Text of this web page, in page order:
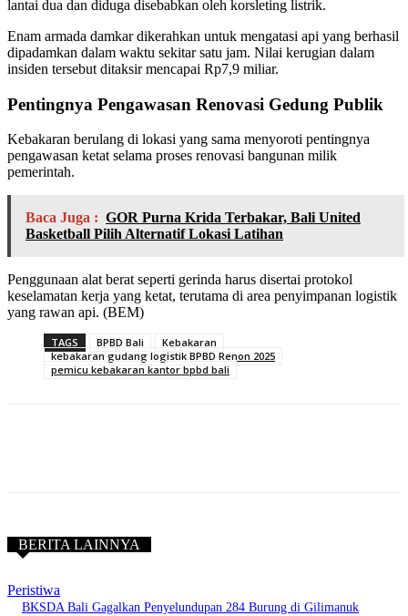
lantai dua dan diduga disebabkan oleh korsleting listrik.
Enam armada damkar dikerahkan untuk mengatasi api yang berhasil
dipadamkan dalam waktu sekitar satu jam. Nilai kerugian dalam
insiden tersebut ditaksir mencapai Rp7,9 miliar.
Pentingnya Pengawasan Renovasi Gedung Publik
Kebakaran berulang di lokasi yang sama menyoroti pentingnya
pengawasan ketat selama proses renovasi bangunan milik
pemerintah.
Baca Juga : GOR Purna Krida Terbakar, Bali United
Basketball Pilih Alternatif Lokasi Latihan
Penggunaan alat berat seperti gerinda harus disertai protokol
keselamatan kerja yang ketat, terutama di area penyimpanan logistik
yang rawan api. (BEM)
TAGS BPBD Bali
Kebakaran
kebakaran gudang logistik BPBD Renon 2025
pemicu kebakaran kantor bpbd bali
BERITA LAINNYA
Peristiwa
BKSDA Bali Gagalkan Penyelundupan 284 Burung di Gilimanuk